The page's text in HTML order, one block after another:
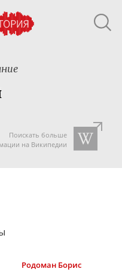
Поискать больше
на Википедии
Родоман Борис